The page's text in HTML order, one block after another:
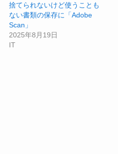
捨てられないけど使うことも
ない書類の保存に「Adobe
Scan」
2025年8月19日
IT